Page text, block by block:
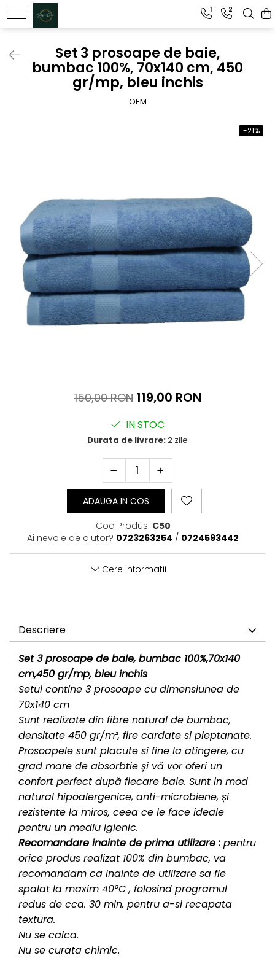
Clutch dama
Genti Piele Naturala
1 2
Set 3 prosoape de baie,
bumbac 100%, 70x140 cm, 450
gr/mp, bleu inchis
OEM
-21%
150,00 RON 119,00 RON
IN STOC
Durata de livrare:2 zile
ADAUGA IN COS
Cod Produs: C50
Ai nevoie de ajutor? 0723263254 / 0724593442
Cere informatii
Descriere
Set 3 prosoape de baie, bumbac 100%,70x140
cm,450 gr/mp, bleu inchis
Setul contine 3 prosoape cu dimensiunea de
70x140 cm
Sunt realizate din fibre natural de bumbac,
densitate 450 gr/m², fire cardate si pieptanate.
Prosoapele sunt placute si fine la atingere, cu
grad mare de absorbtie și vă vor oferi un
confort perfect după fiecare baie. Sunt in mod
natural hipoalergenice, anti-microbiene, și
rezistente la miros, ceea ce le face ideale
pentru un mediu igienic.
Recomandare inainte de prima utilizare : pentru
orice produs realizat 100% din bumbac, va
recomandam ca inainte de utilizare sa fie
spalat la maxim 40°C , folosind programul
redus de cca. 30 min, pentru a-si recapata
textura.
Nu se calca.
Nu se curata chimic.